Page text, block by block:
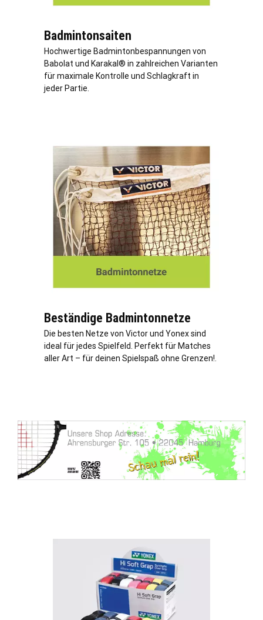
Badmintonsaiten
Hochwertige Badmintonbespannungen von
Babolat und Karakal® in zahlreichen Varianten
für maximale Kontrolle und Schlagkraft in
jeder Partie.
Beständige Badmintonnetze
Die besten Netze von Victor und Yonex sind
ideal für jedes Spielfeld. Perfekt für Matches
aller Art – für deinen Spielspaß ohne Grenzen!.